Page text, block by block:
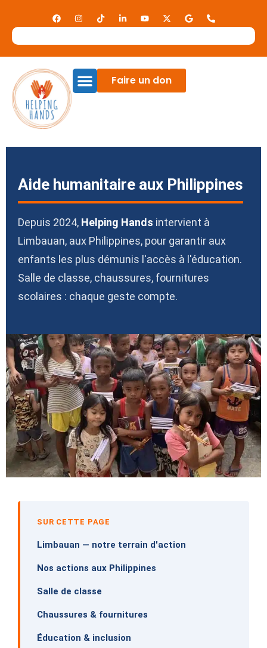
Faire un don
Aide humanitaire aux Philippines
Depuis 2024, Helping Hands intervient à
Limbauan, aux Philippines, pour garantir aux
enfants les plus démunis l'accès à l'éducation.
Salle de classe, chaussures, fournitures
scolaires : chaque geste compte.
SUR CETTE PAGE
Limbauan — notre terrain d'action
Nos actions aux Philippines
Salle de classe
Chaussures & fournitures
Éducation & inclusion